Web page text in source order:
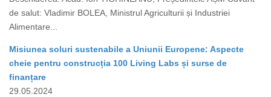
de salut: Vladimir BOLEA, Ministrul Agriculturii și Industriei
Alimentare...
Misiunea soluri sustenabile a Uniunii Europene: Aspecte
cheie pentru construcția 100 Living Labs și surse de
finanțare
29.05.2024